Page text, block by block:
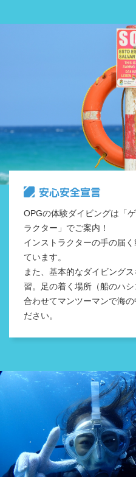
安心安全宣言
OPGの体験ダイビングは「
ラクター」でご案内！
インストラクターの手の届
ています。
また、基本的なダイビング
習。 足の着く場所（船のハ
合わせてマンツーマンで海
ださい。